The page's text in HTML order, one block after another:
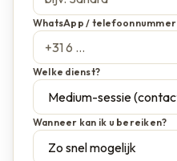
WhatsApp / telefoonnummer
Welke dienst?
Wanneer kan ik u bereiken?